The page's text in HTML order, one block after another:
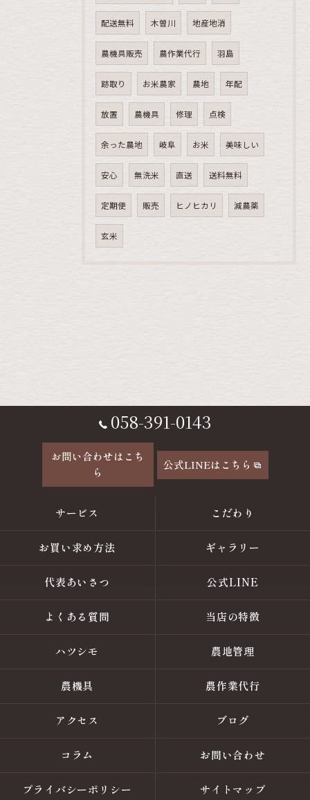
配送無料 木曽川 地産地消
農機具販売 農作業代行 羽島
跡取り お米農家 農地 年配
放置 農機具 修理 点検
余った農地 岐阜 お米 美味しい
安心 無洗米 直送 送料無料
定期便 販売 ヒノヒカリ 減農薬
玄米
058-391-0143
お問い合わせはこち
ら
公式LINEはこちら
サービス こだわり
お買い求め方法 ギャラリー
代表あいさつ 公式LINE
よくある質問 当店の特徴
ハツシモ 農地管理
農機具 農作業代行
アクセス ブログ
コラム お問い合わせ
プライバシーポリシー サイトマップ